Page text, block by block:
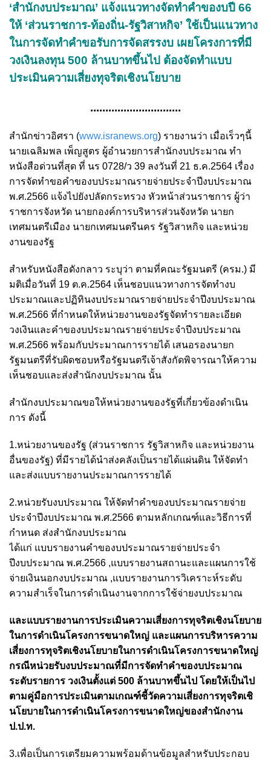
‘สำนักงบประมาณ’ แจ้งแนวทางจัดทำคำของบปี 66
ให้ ‘ส่วนราชการ-ท้องถิ่น-รัฐวิสาหกิจ’ ใช้เป็นแนวทาง
ในการจัดทำคำขอรับการจัดสรรงบ เผยโครงการที่มี
วงเงินลงทุน 500 ล้านบาทขึ้นไป ต้องจัดทำแบบ
ประเมินความเสี่ยงทุจริตเชิงนโยบาย
..............................
สำนักข่าวอิศรา (www.isranews.org) รายงานว่า เมื่อเร็วๆนี้
นายเฉลิมพล เพ็ญสูตร ผู้อำนวยการสำนักงบประมาณ ทำ
หนังสือด่วนที่สุด ที่ นร 0728/ว 39 ลงวันที่ 21 ธ.ค.2564 เรื่อง
การจัดทำขอคำของบประมาณรายจ่ายประจำปีงบประมาณ
พ.ศ.2566 แจ้งไปยังปลัดกระทรวง หัวหน้าส่วนราชการ ผู้ว่า
ราชการจังหวัด นายกองค์การบริหารส่วนจังหวัด นายก
เทศมนตรีเมือง นายกเทศมนตรีนคร รัฐวิสาหกิจ และหน่วย
งานของรัฐ
สำหรับหนังสือดังกลาว ระบุว่า ตามที่คณะรัฐมนตรี (ครม.) มี
มติเมื่อวันที่ 19 ต.ค.2564 เห็นชอบแนวทางการจัดทำงบ
ประมาณและปฏิทินงบประมาณรายจ่ายประจำปีงบประมาณ
พ.ศ.2566 ที่กำหนดให้หน่วยงานของรัฐจัดทำรายละเอียด
วงเงินและคำของบประมาณรายจ่ายประจำปีงบประมาณ
พ.ศ.2566 พร้อมกับประมาณการรายได้ เสนอรองนายก
รัฐมนตรีที่รับผิดชอบหรือรัฐมนตรีเจ้าสังกัดพิจารณาให้ความ
เห็นชอบและส่งสำนักงบประมาณ นั้น
สำนักงบประมาณขอให้หน่วยงานของรัฐที่เกี่ยวข้องดำเนิน
การ ดังนี้
1.หน่วยงานของรัฐ (ส่วนราชการ รัฐวิสาหกิจ และหน่วยงาน
อื่นของรัฐ) ที่มีรายได้นำส่งคลังเป็นรายได้แผ่นดิน ให้จัดทำ
และส่งแบบรายงานประมาณการรายได้
2.หน่วยรับงบประมาณ ให้จัดทำคำของบประมาณรายจ่าย
ประจำปีงบประมาณ พ.ศ.2566 ตามหลักเกณฑ์และวิธีการที่
กำหนด ส่งสำนักงบประมาณ
ได้แก่ แบบรายงานคำของบประมาณรายจ่ายประจำ
ปีงบประมาณ พ.ศ.2566 ,แบบรายงานสถานะและแผนการใช้
จ่ายเงินนอกงบประมาณ ,แบบรายงานการวิเคราะห์ระดับ
ความสำเร็จในการดำเนินงานจากการใช้จ่ายงบประมาณ
และแบบรายงานการประเมินความเสี่ยงการทุจริตเชิงนโยบาย
ในการดำเนินโครงการขนาดใหญ่ และแผนการบริหารความ
เสี่ยงการทุจริตเชิงนโยบายในการดำเนินโครงการขนาดใหญ่
กรณีหน่วยรับงบประมาณที่มีการจัดทำคำของบประมาณ
ระดับรายการ วงเงินตั้งแต่ 500 ล้านบาทขึ้นไป โดยให้เป็นไป
ตามคู่มือการประเมินตามเกณฑ์ชี้วัดความเสี่ยงการทุจริตเชิ
นโยบายในการดำเนินโครงการขนาดใหญ่ของสำนักงาน
ป.ป.ท.
3.เพื่อเป็นการเตรียมความพร้อมด้านข้อมูลสำหรับประกอบ